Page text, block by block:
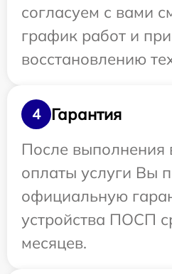
согласуем с вами
график работ и
восстановлению
4
Гарантия
После выполнения
оплаты услуги Вы
официальную
устройства ПОСП
месяцев.